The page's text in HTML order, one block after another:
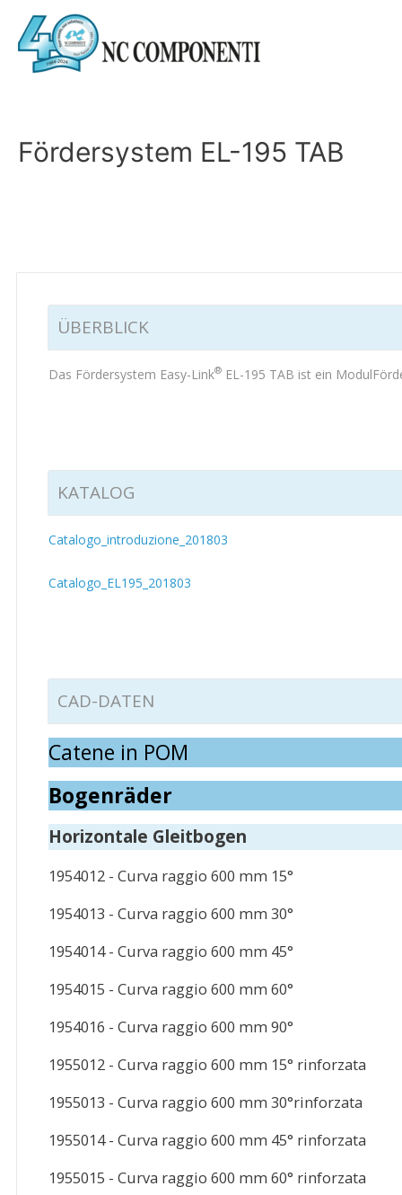
Fördersystem EL-195 TAB
ÜBERBLICK
Das Fördersystem Easy-Link®EL-195 TAB ist ein
KATALOG
Catalogo_introduzione_201803
Catalogo_EL195_201803
CAD-DATEN
Catene in POM
Bogenräder
Horizontale Gleitbogen
1954012 - Curva raggio 600 mm 15°
1954013 - Curva raggio 600 mm 30°
1954014 - Curva raggio 600 mm 45°
1954015 - Curva raggio 600 mm 60°
1954016 - Curva raggio 600 mm 90°
1955012 - Curva raggio 600 mm 15° rinforzata
1955013 - Curva raggio 600 mm 30°rinforzata
1955014 - Curva raggio 600 mm 45° rinforzata
1955015 - Curva raggio 600 mm 60° rinforzata